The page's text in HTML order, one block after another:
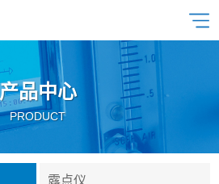
产品中心
PRODUCT
露点仪